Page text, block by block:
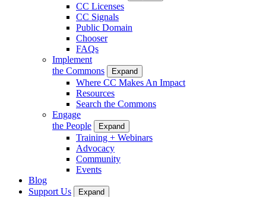
CC Licenses
CC Signals
Public Domain
Chooser
FAQs
Implement
the Commons
Expand
Where CC Makes An Impact
Resources
Search the Commons
Engage
the People
Expand
Training + Webinars
Advocacy
Community
Events
Blog
Support Us
Expand